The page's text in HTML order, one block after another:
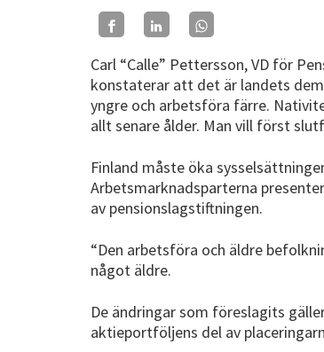
Carl “Calle” Pettersson, VD för
konstaterar att det är landets
yngre och arbetsföra färre.
allt senare ålder. Man vill först
Finland måste öka
Arbetsmarknadsparterna
av pensionslagstiftningen.
“Den arbetsföra och äldre
något äldre.
De ändringar som föreslagits
aktieportföljens del av